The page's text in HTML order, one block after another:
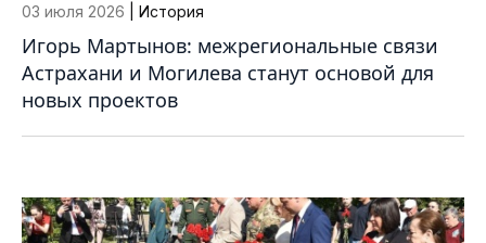
03 июля 2026 | История
Игорь Мартынов: межрегиональные связи
Астрахани и Могилева станут основой для
новых проектов